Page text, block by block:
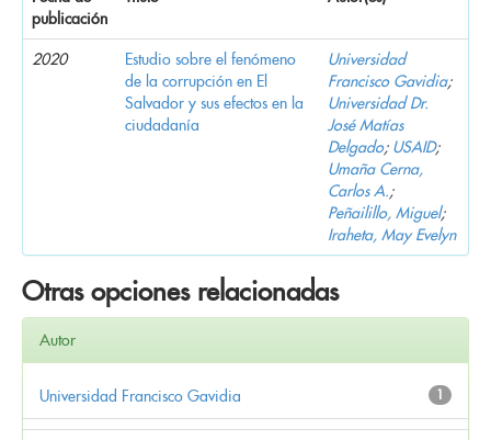
publicación
2020
Estudio sobre el fenómeno
de la corrupción en El
Salvador y sus efectos en la
ciudadanía
Universidad
Francisco Gavidia;
Universidad Dr.
José Matías
Delgado; USAID;
Umaña Cerna,
Carlos A.;
Peñailillo, Miguel;
Iraheta, May Evelyn
Otras opciones relacionadas
Autor
1
Universidad Francisco Gavidia